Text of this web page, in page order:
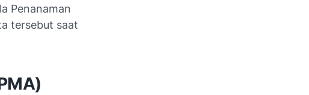
Penanaman
tersebut saat